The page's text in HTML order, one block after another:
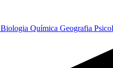
Biologia Química Geografia